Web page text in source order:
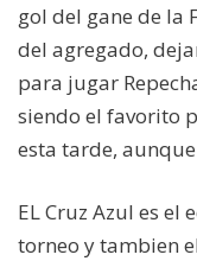
gol del gane de la
del agregado,
para jugar
siendo el favorito
esta tarde,
EL Cruz Azul es el
torneo y tambien